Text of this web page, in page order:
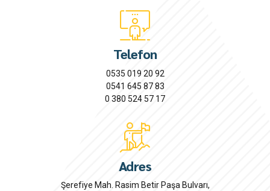
Telefon
0535 019 20 92
0541 645 87 83
0 380 524 57 17
Adres
Şerefiye Mah. Rasim Betir Paşa Bulvarı,